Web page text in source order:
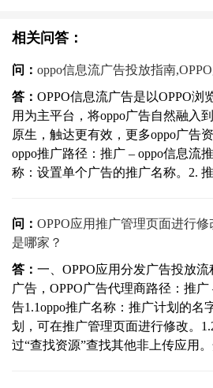
相关问答：
问： oppo信息流广告投放指南
答： OPPO信息流广告是以OPPO浏
用为主平台，将oppo广告自然融入
原生，触达更有效，更多oppo广告
oppo推广路径：推广 – oppo信息流
称：设置单个广告的推广名称。2.
问： OPPO应用推广管理页面进行
是哪家？
答： 一、OPPO应用分发广告投放
广告，OPPO广告代理商路径：推
告1.1oppo推广名称：推广计划的名
划，可在推广管理页面进行修改。
过“查找资源”查找其他非上传应用